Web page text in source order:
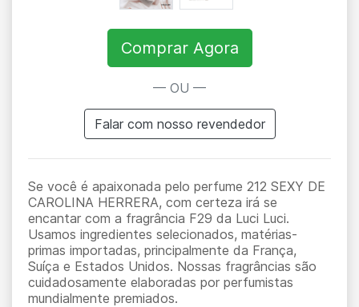
Comprar Agora
— OU —
Falar com nosso revendedor
Se você é apaixonada pelo perfume 212 SEXY DE
CAROLINA HERRERA, com certeza irá se
encantar com a fragrância F29 da Luci Luci.
Usamos ingredientes selecionados, matérias-
primas importadas, principalmente da França,
Suíça e Estados Unidos. Nossas fragrâncias são
cuidadosamente elaboradas por perfumistas
mundialmente premiados.